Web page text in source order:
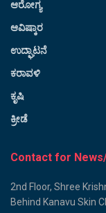
ಆರೋಗ್ಯ
ಆವಿಷ್ಕಾರ
ಉದ್ಘಾಟನೆ
ಕರಾವಳಿ
ಕೃಷಿ
ಕ್ರೀಡೆ
Contact for
2nd Floor, Shree
Behind Kanavu Skin